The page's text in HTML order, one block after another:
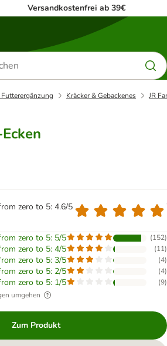
Versandkostenfrei ab 39€
Futterergänzung Kräcker & Gebackenes JR
zero to 5: 4.6/5
zero to 5: 5/5 (152)
zero to 5: 4/5 (11)
zero to 5: 3/5 (4)
zero to 5: 2/5 (4)
zero to 5: 1/5 (9)
umgehen
Zum Produkt